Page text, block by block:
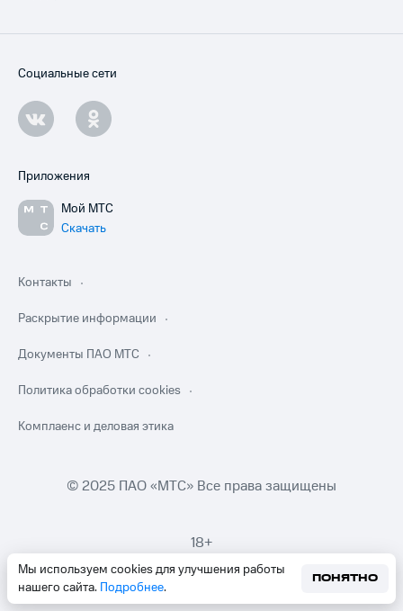
Мы используем cookies для улучшения работы
нашего сайта. Подробнее.
ПОНЯТНО
Социальные сети
Приложения
Мой МТС
Скачать
Контакты
Раскрытие информации
Документы ПАО МТС
Политика обработки cookies
Комплаенс и деловая этика
© 2025 ПАО «МТС» Все права защищены
18+